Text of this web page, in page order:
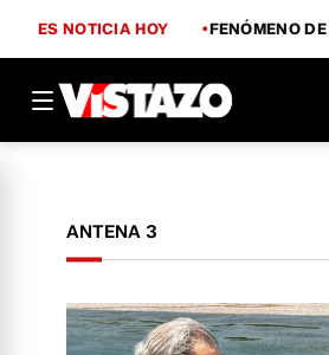
ES NOTICIA HOY FENÓMENO
ANTENA 3